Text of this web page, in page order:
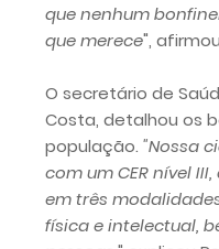
que nenhum
que merece",
O secretário de
Costa, detalhou os
população. "Nossa
com um CER nível
em três
física e intelectual,